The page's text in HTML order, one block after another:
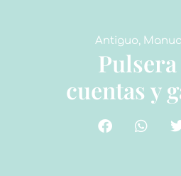
Antiguo,
cuentas y